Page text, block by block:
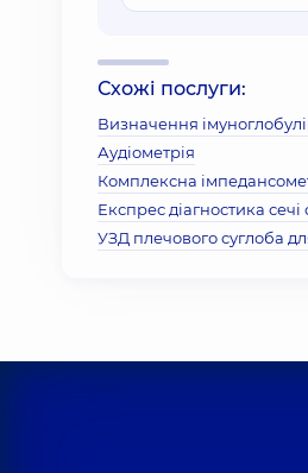
Схожі послуги:
Визначення
Аудіометрія
Комплексна
Експрес діагностика
УЗД плечового суглоба